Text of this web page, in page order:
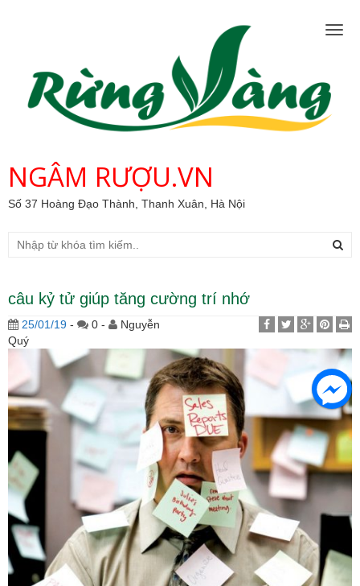
NGÂM RƯỢU.VN
Số 37 Hoàng Đạo Thành, Thanh Xuân, Hà Nội
câu kỷ tử giúp tăng cường trí nhớ
25/01/19 - 0 -
Nguyễn
Quý